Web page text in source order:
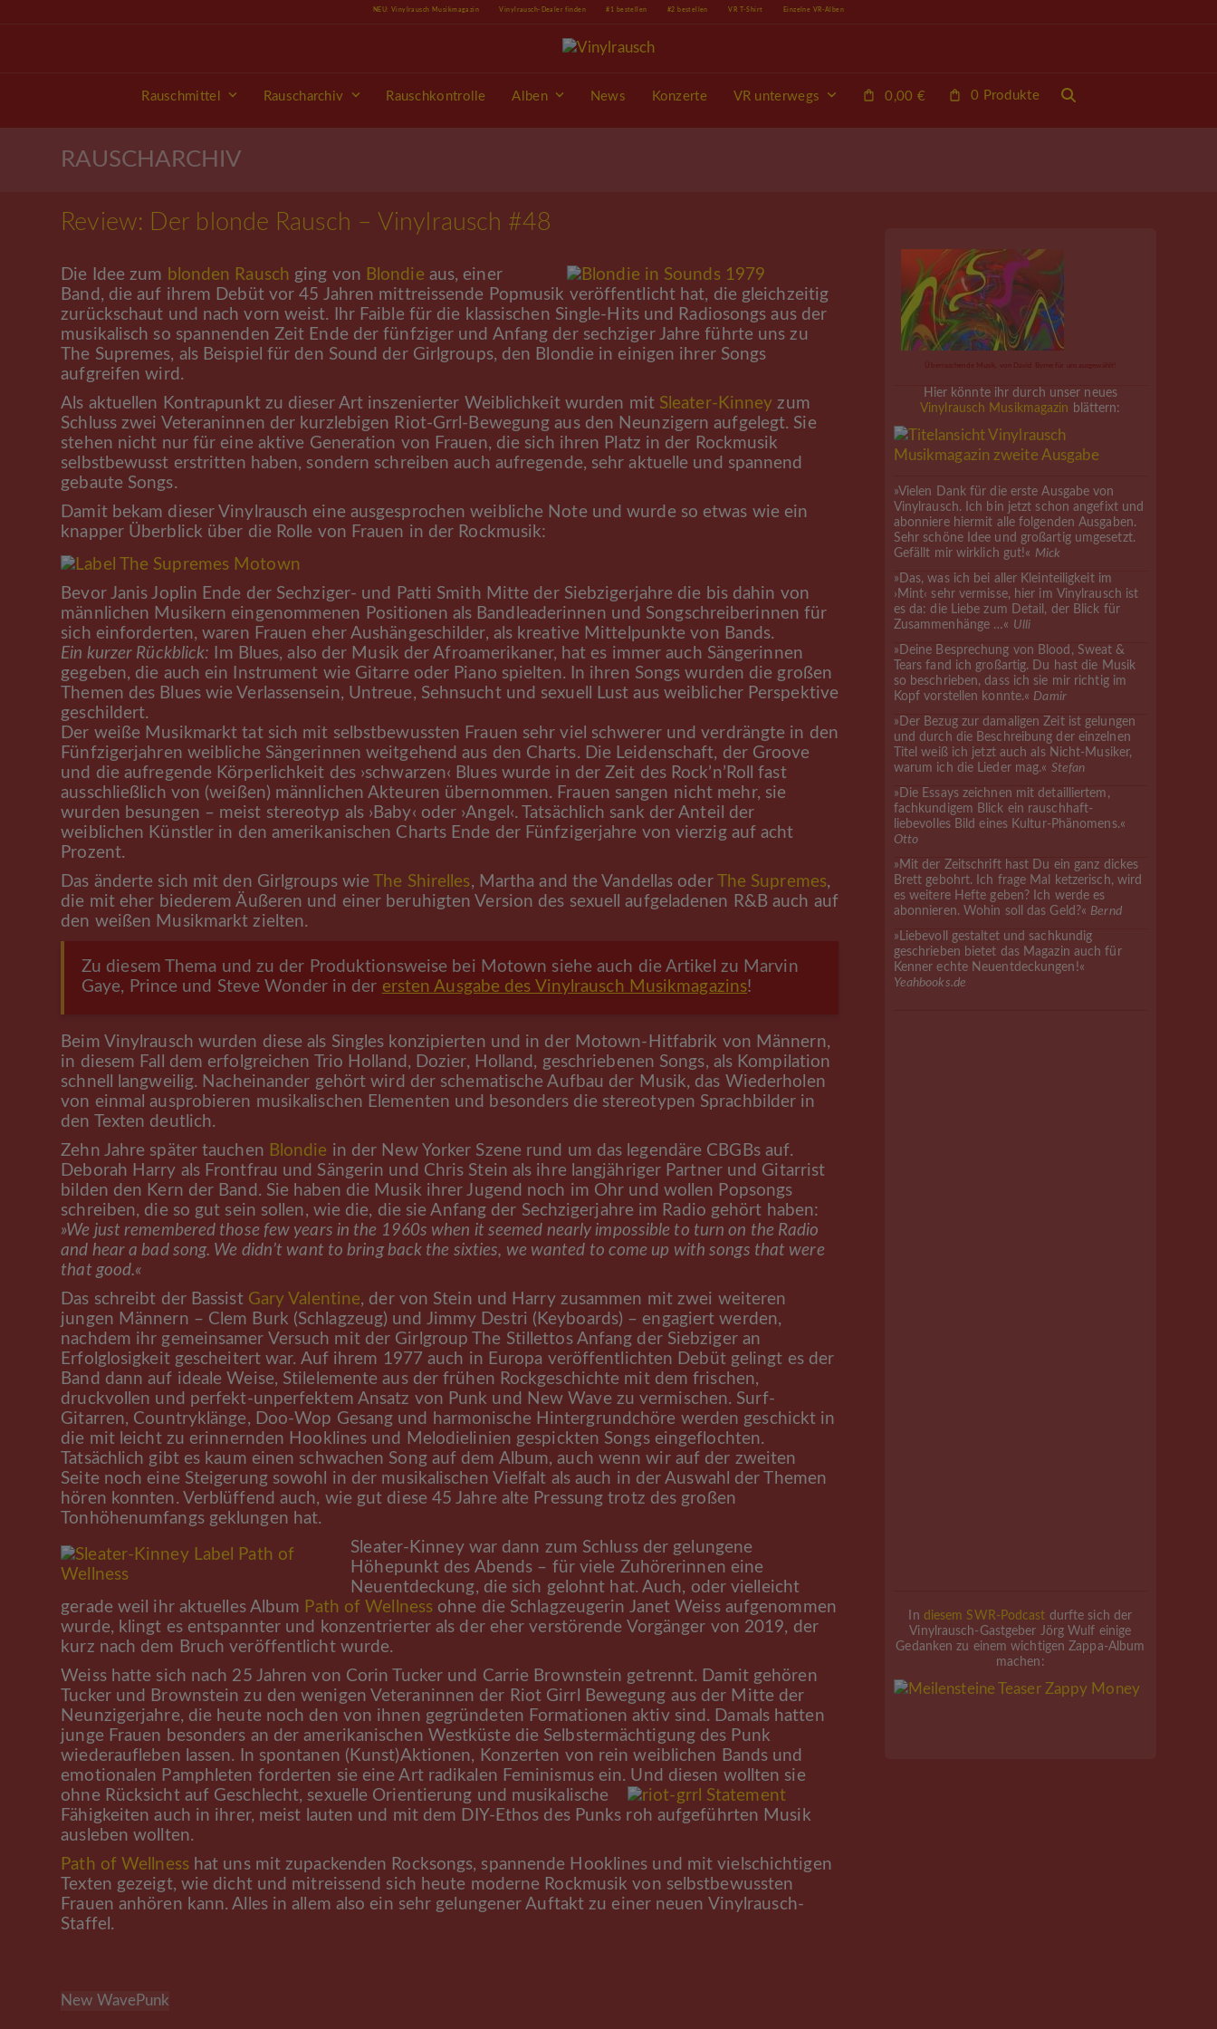
NEU: Vinylrausch Musikmagazin Vinylrausch-Dealer finden #1 bestellen #2 bestellen VR T-Shirt Einzelne VR-Alben
Rauschmittel Rauscharchiv Rauschkontrolle Alben News Konzerte VR unterwegs 0,00 € 0 Produkte
RAUSCHARCHIV
Review: Der blonde Rausch – Vinylrausch #48
Die Idee zum blonden Rausch ging von Blondie aus, einer
Band, die auf ihrem Debüt vor 45 Jahren mittreissende Popmusik veröffentlicht hat, die gleichzeitig
zurückschaut und nach vorn weist. Ihr Faible für die klassischen Single-Hits und Radiosongs aus der
musikalisch so spannenden Zeit Ende der fünfziger und Anfang der sechziger Jahre führte uns zu
The Supremes, als Beispiel für den Sound der Girlgroups, den Blondie in einigen ihrer Songs
aufgreifen wird.
Als aktuellen Kontrapunkt zu dieser Art inszenierter Weiblichkeit wurden mit Sleater-Kinney zum
Schluss zwei Veteraninnen der kurzlebigen Riot-Grrl-Bewegung aus den Neunzigern aufgelegt. Sie
stehen nicht nur für eine aktive Generation von Frauen, die sich ihren Platz in der Rockmusik
selbstbewusst erstritten haben, sondern schreiben auch aufregende, sehr aktuelle und spannend
gebaute Songs.
Damit bekam dieser Vinylrausch eine ausgesprochen weibliche Note und wurde so etwas wie ein
knapper Überblick über die Rolle von Frauen in der Rockmusik:
Bevor Janis Joplin Ende der Sechziger- und Patti Smith Mitte der Siebzigerjahre die bis dahin von
männlichen Musikern eingenommenen Positionen als Bandleaderinnen und Songschreiberinnen für
sich einforderten, waren Frauen eher Aushängeschilder, als kreative Mittelpunkte von Bands.
Ein kurzer Rückblick: Im Blues, also der Musik der Afroamerikaner, hat es immer auch Sängerinnen
gegeben, die auch ein Instrument wie Gitarre oder Piano spielten. In ihren Songs wurden die großen
Themen des Blues wie Verlassensein, Untreue, Sehnsucht und sexuell Lust aus weiblicher Perspektive
geschildert.
Der weiße Musikmarkt tat sich mit selbstbewussten Frauen sehr viel schwerer und verdrängte in den
Fünfzigerjahren weibliche Sängerinnen weitgehend aus den Charts. Die Leidenschaft, der Groove
und die aufregende Körperlichkeit des ›schwarzen‹ Blues wurde in der Zeit des Rock’n’Roll fast
ausschließlich von (weißen) männlichen Akteuren übernommen. Frauen sangen nicht mehr, sie
wurden besungen – meist stereotyp als ›Baby‹ oder ›Angel‹. Tatsächlich sank der Anteil der
weiblichen Künstler in den amerikanischen Charts Ende der Fünfzigerjahre von vierzig auf acht
Prozent.
Das änderte sich mit den Girlgroups wie The Shirelles, Martha and the Vandellas oder The Supremes,
die mit eher biederem Äußeren und einer beruhigten Version des sexuell aufgeladenen R&B auch auf
den weißen Musikmarkt zielten.
Zu diesem Thema und zu der Produktionsweise bei Motown siehe auch die Artikel zu Marvin
Gaye, Prince und Steve Wonder in der ersten Ausgabe des Vinylrausch Musikmagazins!
Beim Vinylrausch wurden diese als Singles konzipierten und in der Motown-Hitfabrik von Männern,
in diesem Fall dem erfolgreichen Trio Holland, Dozier, Holland, geschriebenen Songs, als Kompilation
schnell langweilig. Nacheinander gehört wird der schematische Aufbau der Musik, das Wiederholen
von einmal ausprobieren musikalischen Elementen und besonders die stereotypen Sprachbilder in
den Texten deutlich.
Zehn Jahre später tauchen Blondie in der New Yorker Szene rund um das legendäre CBGBs auf.
Deborah Harry als Frontfrau und Sängerin und Chris Stein als ihre langjähriger Partner und Gitarrist
bilden den Kern der Band. Sie haben die Musik ihrer Jugend noch im Ohr und wollen Popsongs
schreiben, die so gut sein sollen, wie die, die sie Anfang der Sechzigerjahre im Radio gehört haben:
»We just remembered those few years in the 1960s when it seemed nearly impossible to turn on the Radio
and hear a bad song. We didn’t want to bring back the sixties, we wanted to come up with songs that were
that good.«
Das schreibt der Bassist Gary Valentine, der von Stein und Harry zusammen mit zwei weiteren
jungen Männern – Clem Burk (Schlagzeug) und Jimmy Destri (Keyboards) – engagiert werden,
nachdem ihr gemeinsamer Versuch mit der Girlgroup The Stillettos Anfang der Siebziger an
Erfolglosigkeit gescheitert war. Auf ihrem 1977 auch in Europa veröffentlichten Debüt gelingt es der
Band dann auf ideale Weise, Stilelemente aus der frühen Rockgeschichte mit dem frischen,
druckvollen und perfekt-unperfektem Ansatz von Punk und New Wave zu vermischen. Surf-
Gitarren, Countryklänge, Doo-Wop Gesang und harmonische Hintergrundchöre werden geschickt in
die mit leicht zu erinnernden Hooklines und Melodielinien gespickten Songs eingeflochten.
Tatsächlich gibt es kaum einen schwachen Song auf dem Album, auch wenn wir auf der zweiten
Seite noch eine Steigerung sowohl in der musikalischen Vielfalt als auch in der Auswahl der Themen
hören konnten. Verblüffend auch, wie gut diese 45 Jahre alte Pressung trotz des großen
Tonhöhenumfangs geklungen hat.
Sleater-Kinney war dann zum Schluss der gelungene
Höhepunkt des Abends – für viele Zuhörerinnen eine
Neuentdeckung, die sich gelohnt hat. Auch, oder vielleicht
gerade weil ihr aktuelles Album Path of Wellness ohne die Schlagzeugerin Janet Weiss aufgenommen
wurde, klingt es entspannter und konzentrierter als der eher verstörende Vorgänger von 2019, der
kurz nach dem Bruch veröffentlicht wurde.
Weiss hatte sich nach 25 Jahren von Corin Tucker und Carrie Brownstein getrennt. Damit gehören
Tucker und Brownstein zu den wenigen Veteraninnen der Riot Girrl Bewegung aus der Mitte der
Neunzigerjahre, die heute noch den von ihnen gegründeten Formationen aktiv sind. Damals hatten
junge Frauen besonders an der amerikanischen Westküste die Selbstermächtigung des Punk
wiederaufleben lassen. In spontanen (Kunst)Aktionen, Konzerten von rein weiblichen Bands und
emotionalen Pamphleten forderten sie eine Art radikalen Feminismus ein. Und diesen wollten sie
ohne Rücksicht auf Geschlecht, sexuelle Orientierung und musikalische
Fähigkeiten auch in ihrer, meist lauten und mit dem DIY-Ethos des Punks roh aufgeführten Musik
ausleben wollten.
Path of Wellnesshat uns mit zupackenden Rocksongs, spannende Hooklines und mit vielschichtigen
Texten gezeigt, wie dicht und mitreissend sich heute moderne Rockmusik von selbstbewussten
Frauen anhören kann. Alles in allem also ein sehr gelungener Auftakt zu einer neuen Vinylrausch-
Staffel.
New Wave Punk
Hier könnte ihr durch unser neues
Vinylrausch Musikmagazin blättern:
»Vielen Dank für die erste Ausgabe von
Vinylrausch. Ich bin jetzt schon angefixt und
abonniere hiermit alle folgenden Ausgaben.
Sehr schöne Idee und großartig umgesetzt.
Gefällt mir wirklich gut!« Mick
»Das, was ich bei aller Kleinteiligkeit im
›Mint‹ sehr vermisse, hier im Vinylrausch ist
es da: die Liebe zum Detail, der Blick für
Zusammenhänge …« Ulli
»Deine Besprechung von Blood, Sweat &
Tears fand ich großartig. Du hast die Musik
so beschrieben, dass ich sie mir richtig im
Kopf vorstellen konnte.« Damir
»Der Bezug zur damaligen Zeit ist gelungen
und durch die Beschreibung der einzelnen
Titel weiß ich jetzt auch als Nicht-Musiker,
warum ich die Lieder mag.« Stefan
»Die Essays zeichnen mit detailliertem,
fachkundigem Blick ein rauschhaft-
liebevolles Bild eines Kultur-Phänomens.«
Otto
»Mit der Zeitschrift hast Du ein ganz dickes
Brett gebohrt. Ich frage Mal ketzerisch, wird
es weitere Hefte geben? Ich werde es
abonnieren. Wohin soll das Geld?« Bernd
»Liebevoll gestaltet und sachkundig
geschrieben bietet das Magazin auch für
Kenner echte Neuentdeckungen!«
Yeahbooks.de
In diesem SWR-Podcast durfte sich der
Vinylrausch-Gastgeber Jörg Wulf einige
Gedanken zu einem wichtigen Zappa-Album
machen: